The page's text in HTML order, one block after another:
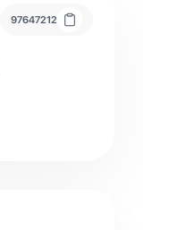
97647212